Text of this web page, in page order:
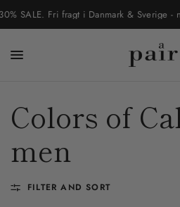
30% SALE. Fri fragt i Danmark & Sverige
Colors of
men
FILTER AND SORT